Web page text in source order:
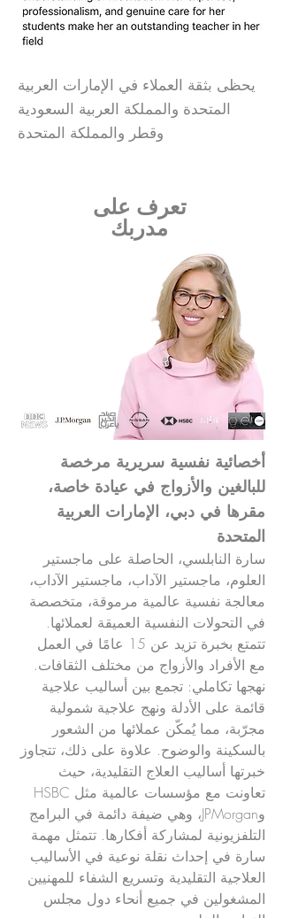
يحظى بثقة العملاء في الإمارات العربية
المتحدة والمملكة العربية السعودية
وقطر والمملكة المتحدة
تعرف على
مدربك
أخصائية نفسية سريرية مرخصة
للبالغين والأزواج في عيادة خاصة،
مقرها في دبي، الإمارات العربية
المتحدة
سارة النابلسي، الحاصلة على ماجستير
العلوم، ماجستير الآداب، ماجستير الآداب،
معالجة نفسية عالمية مرموقة، متخصصة
في التحولات النفسية العميقة لعملائها.
تتمتع بخبرة تزيد عن 15 عامًا في العمل
مع الأفراد والأزواج من مختلف الثقافات.
نهجها تكاملي: تجمع بين أساليب علاجية
قائمة على الأدلة ونهج علاجية شمولية
مجرّبة، مما يُمكّن عملائها من الشعور
بالسكينة والوضوح. علاوة على ذلك، تتجاوز
خبرتها أساليب العلاج التقليدية، حيث
تعاونت مع مؤسسات عالمية مثل HSBC
وJPMorgan، وهي ضيفة دائمة في البرامج
التلفزيونية لمشاركة أفكارها. تتمثل مهمة
سارة في إحداث نقلة نوعية في الأساليب
العلاجية التقليدية وتسريع الشفاء للمهنيين
المشغولين في جميع أنحاء دول مجلس